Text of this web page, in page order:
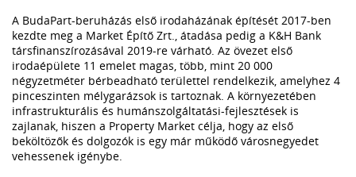
A BudaPart-beruházás első irodaházának építését 2017-ben
kezdte meg a Market Építő Zrt., átadása pedig a K&H Bank
társfinanszírozásával 2019-re várható. Az övezet első
irodaépülete 11 emelet magas, több, mint 20 000
négyzetméter bérbeadható területtel rendelkezik, amelyhez 4
pinceszinten mélygarázsok is tartoznak. A környezetében
infrastrukturális és humánszolgáltatási-fejlesztések is
zajlanak, hiszen a Property Market célja, hogy az első
beköltözők és dolgozók is egy már működő városnegyedet
vehessenek igénybe.